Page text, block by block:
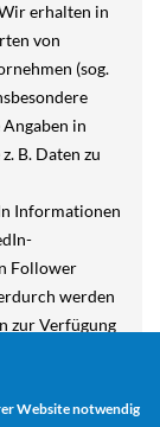
Website notwendig
erhalten in
von
(sog.
in
B. Daten zu
Informationen
Follower
werden
zur Verfügung
auf Ihre